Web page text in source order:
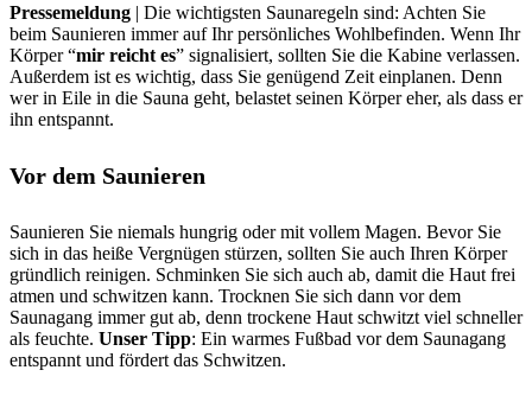
Pressemeldung | Die wichtigsten Saunaregeln sind: Achten Sie
beim Saunieren immer auf Ihr persönliches Wohlbefinden. Wenn Ihr
Körper “mir reicht es” signalisiert, sollten Sie die Kabine verlassen.
Außerdem ist es wichtig, dass Sie genügend Zeit einplanen. Denn
wer in Eile in die Sauna geht, belastet seinen Körper eher, als dass er
ihn entspannt.
Vor dem Saunieren
Saunieren Sie niemals hungrig oder mit vollem Magen. Bevor Sie
sich in das heiße Vergnügen stürzen, sollten Sie auch Ihren Körper
gründlich reinigen. Schminken Sie sich auch ab, damit die Haut frei
atmen und schwitzen kann. Trocknen Sie sich dann vor dem
Saunagang immer gut ab, denn trockene Haut schwitzt viel schneller
als feuchte. Unser Tipp: Ein warmes Fußbad vor dem Saunagang
entspannt und fördert das Schwitzen.